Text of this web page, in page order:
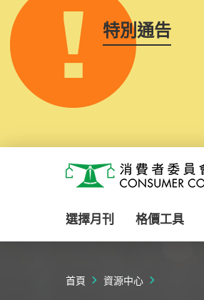
特別通告
消費者委員會
選擇月刊 格價工具
首頁 資源中心